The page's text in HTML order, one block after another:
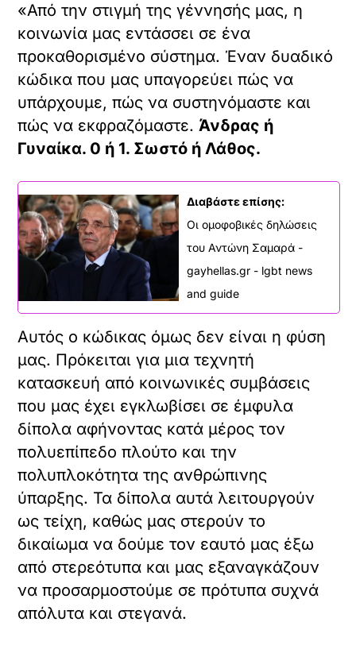
«Από την στιγμή της γέννησής μας, η
κοινωνία μας εντάσσει σε ένα
προκαθορισμένο σύστημα. Έναν δυαδικό
κώδικα που μας υπαγορεύει πώς να
υπάρχουμε, πώς να συστηνόμαστε και
πώς να εκφραζόμαστε.Άνδρας ή
Γυναίκα. 0 ή 1. Σωστό ή Λάθος.
Διαβάστε επίσης:
Οι ομοφοβικές δηλώσεις
του Αντώνη Σαμαρά -
gayhellas.gr - lgbt news
and guide
Αυτός ο κώδικας όμως δεν είναι η φύση
μας. Πρόκειται για μια τεχνητή
κατασκευή από κοινωνικές συμβάσεις
που μας έχει εγκλωβίσει σε έμφυλα
δίπολα αφήνοντας κατά μέρος τον
πολυεπίπεδο πλούτο και την
πολυπλοκότητα της ανθρώπινης
ύπαρξης. Τα δίπολα αυτά λειτουργούν
ως τείχη, καθώς μας στερούν το
δικαίωμα να δούμε τον εαυτό μας έξω
από στερεότυπα και μας εξαναγκάζουν
να προσαρμοστούμε σε πρότυπα συχνά
απόλυτα και στεγανά.